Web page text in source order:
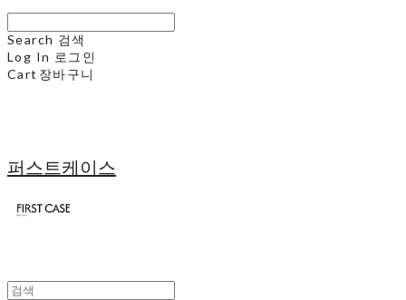
Search 검색
Log In 로그인
Cart 장바구니
퍼스트케이스